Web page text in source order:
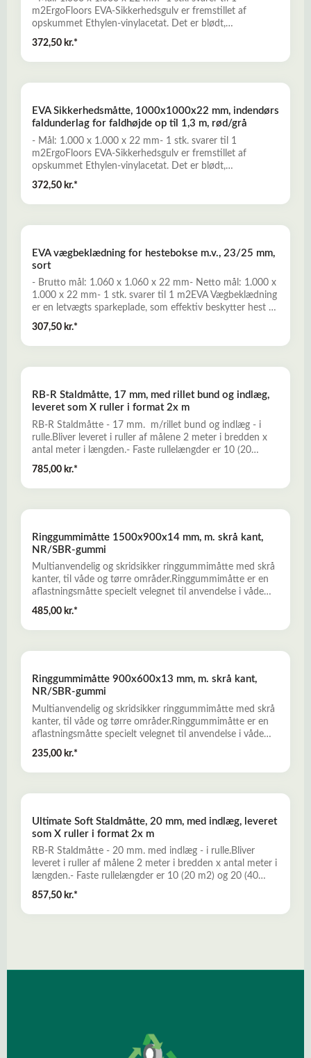
m2ErgoFloors EVA-Sikkerhedsgulv er fremstillet af
opskummet Ethylen-vinylacetat. Det er blødt,
stødabsorberende, komfortabelt, og ideelt til anvendelse
til indendørs legeområder og tumlerum, til kampsport,
fitness og træning med frivægte, mm. - Stramme
372,50 kr.*
EVA Sikkerhedsmåtte, 1000x1000x22 mm, indendørs
faldunderlag for faldhøjde op til 1,3 m, rød/grå
- Mål: 1.000 x 1.000 x 22 mm- 1 stk. svarer til 1
m2ErgoFloors EVA-Sikkerhedsgulv er fremstillet af
opskummet Ethylen-vinylacetat. Det er blødt,
til indendørs legeområder og tumlerum, til kampsport,
fitness og træning med frivægte, mm. - Stramme
ved ujævnt underlag- Nem montage uden anvendelse af
372,50 kr.*
EVA vægbeklædning for hestebokse m.v., 23/25 mm,
sort
- Brutto mål: 1.060 x 1.060 x 22 mm- Netto mål: 1.000 x
1.000 x 22 mm- 1 stk. svarer til 1 m2EVA Vægbeklædning
er en letvægts sparkeplade, som effektiv beskytter hest og
inventar mod skader. Sparkepladerne er bl.a. velegnet på
boksvægge, hestetrailere, dyretransport, mm.- Varmt og
isolerende - opskummet materiale med lav varmeledning-
hjælp af puslespilssamlinger, og monteres enten ved
limning eller ved fastskruning til væggenLæs mere her
om EVA Vægbeklædning
307,50 kr.*
RB-R Staldmåtte, 17 mm, med rillet bund og indlæg,
leveret som X ruller i format 2x m
RB-R Staldmåtte - 17 mm. m/rillet bund og indlæg - i
rulle.Bliver leveret i ruller af målene 2 meter i bredden x
antal meter i længden.- Faste rullelængder er 10 (20
kan foretages mod skæretillæg på 437,50 kr. inkl.
moms.Læs mere her om RB-R Staldmåtter
785,00 kr.*
Ringgummimåtte 1500x900x14 mm, m. skrå kant,
NR/SBR-gummi
Multianvendelig og skridsikker ringgummimåtte med skrå
kanter, til våde og tørre områder.Ringgummimåtte er en
aflastningsmåtte specielt velegnet til anvendelse i våde
miljøer som f.eks. køkkenarealer, baderum og vaskerum
m.v.Også særdeles velegnet som entrèmåtte -
skrabemåtte - smudsmåtte.- NR/SBR-gummi- Sort- Mål:
485,00 kr.*
Ringgummimåtte 900x600x13 mm, m. skrå kant,
NR/SBR-gummi
Multianvendelig og skridsikker ringgummimåtte med skrå
kanter, til våde og tørre områder.Ringgummimåtte er en
aflastningsmåtte specielt velegnet til anvendelse i våde
m.v.Også særdeles velegnet som entrèmåtte -
skrabemåtte - smudsmåtte.- NR/SBR-gummi-
her om Ringgummimåtten
235,00 kr.*
Ultimate Soft Staldmåtte, 20 mm, med indlæg, leveret
som X ruller i format 2x m
RB-R Staldmåtte - 20 mm. med indlæg - i rulle.Bliver
leveret i ruller af målene 2 meter i bredden x antal meter i
længden.- Faste rullelængder er 10 (20 m2) og 20 (40
m2) meter- Prisen er pr. m2- Anbrud i rulle kan foretages
mod skæretillæg på 437,50 kr. inkl. moms.Læs mere her
om Ultimate Soft Staldmåtter
857,50 kr.*